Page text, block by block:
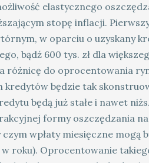
elastycznego
stopę inflacji.
w oparciu o uzyskany
bądź 600 tys. zł dla
różnicę do oprocentowania
będzie tak
będą już stałe i nawet
formy oszczędzania na
wpłaty miesięczne mogą
w roku). Oprocentowanie